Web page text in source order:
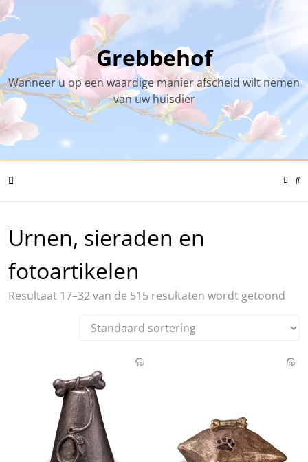
Skip
to
content
Grebbehof
Wanneer u op een waardige manier afscheid wilt nemen
van uw huisdier
Menu
Toggle
Color
Urnen, sieraden en
fotoartikelen
Resultaat 17–32 van de 515 resultaten wordt getoond